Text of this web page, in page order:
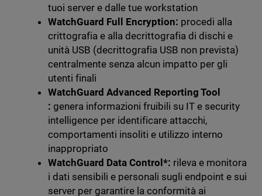
tuoi server e dalle tue workstation
WatchGuard Full Encryption: procedi alla
crittografia e alla decrittografia di dischi e
unità USB (decrittografia USB non prevista)
centralmente senza alcun impatto per gli
utenti finali
WatchGuard Advanced Reporting Tool
: genera informazioni fruibili su IT e security
intelligence per identificare attacchi,
comportamenti insoliti e utilizzo interno
inappropriato
WatchGuard Data Control*: rileva e monitora
i dati sensibili e personali sugli endpoint e sui
server per garantire la conformità ai